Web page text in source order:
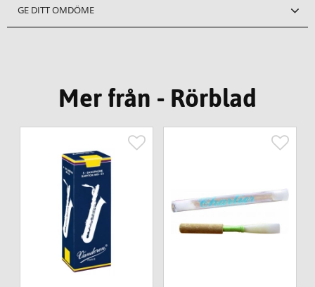
GE DITT OMDÖME
Mer från - Rörblad